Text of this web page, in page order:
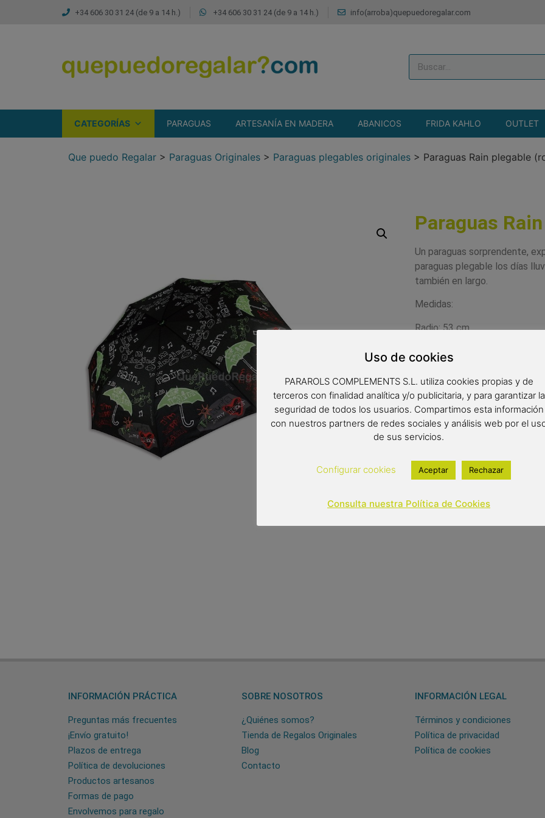
+34 606 30 31 24 (de 9 a 14 h.) +34 606 30 31 24 (de 9 a 14 h.) info(arroba)quepuedoregalar.com
CATEGORÍAS PARAGUAS ARTESANÍA EN MADERA ABANICOS FRIDA KAHLO OUTLET
Que puedo Regalar > Paraguas Originales > Paraguas plegables originales > Paraguas Rain plegable
Paraguas
Un paraguas sorprendente,
paraguas plegable los días
también en largo.
Medidas:
Radio: 53 cm.
Diámetro: 92 cm.
22,00€
INFORMACIÓN PRÁCTICA
Preguntas más frecuentes
¡Envío gratuito!
Plazos de entrega
Política de devoluciones
Productos artesanos
Formas de pago
Envolvemos para regalo
SOBRE NOSOTROS
¿Quiénes somos?
Tienda de Regalos Originales
Blog
Contacto
INFORMACIÓN LEGAL
Términos y condiciones
Política de privacidad
Política de cookies
Uso de cookies
PARAROLS COMPLEMENTS S.L. utiliza cookies propias y de
terceros con finalidad analítica y/o publicitaria, y para garantizar la
seguridad de todos los usuarios. Compartimos esta información
con nuestros partners de redes sociales y análisis web por el
de sus servicios.
Configurar cookies Aceptar Rechazar
Consulta nuestra Política de Cookies